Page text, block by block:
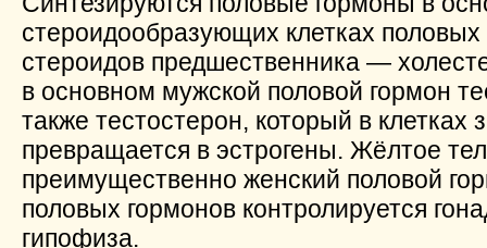
стероидообразующих клетках
стероидов предшественника —
в основном мужской половой гормон
также тестостерон, который в
превращается в эстрогены. Жёлтое
преимущественно женский половой
половых гормонов контролируется
гипофиза.